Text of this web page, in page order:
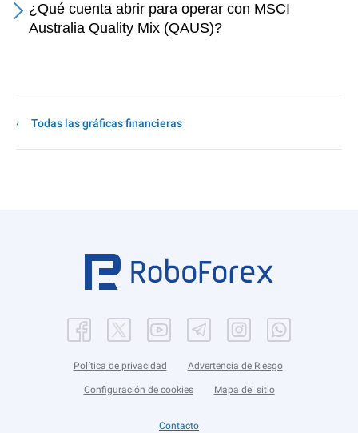
¿Qué cuenta abrir para operar con MSCI
Australia Quality Mix (QAUS)?
Todas las gráficas financieras
Política de privacidad Advertencia de Riesgo
Configuración de cookies Mapa del sitio
Contacto